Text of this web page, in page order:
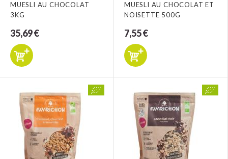
MUESLI AU CHOCOLAT
3KG
35,69 €
MUESLI AU CHOCOLAT ET
NOISETTE 500G
7,55 €